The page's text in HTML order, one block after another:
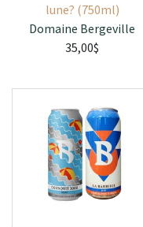
lune? (750ml)
Domaine Bergeville
35,00$